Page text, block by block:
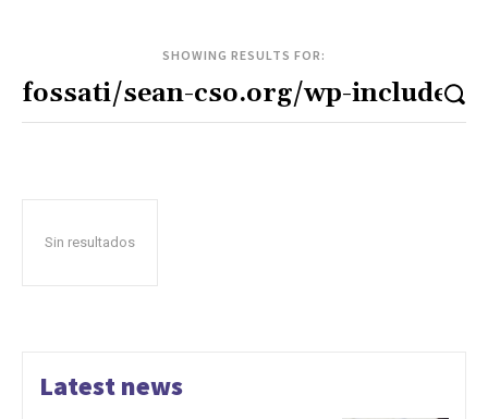
SHOWING RESULTS FOR:
Sin resultados
Latest news